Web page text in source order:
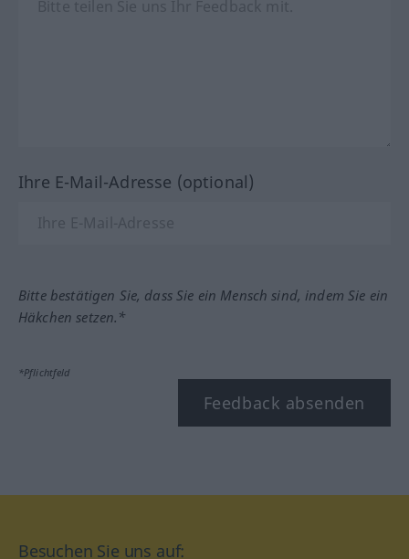
Ihre E-Mail-Adresse (optional)
Bitte bestätigen Sie, dass Sie ein Mensch sind, indem Sie ein
Häkchen setzen.*
*Pflichtfeld
Feedback absenden
Besuchen Sie uns auf: